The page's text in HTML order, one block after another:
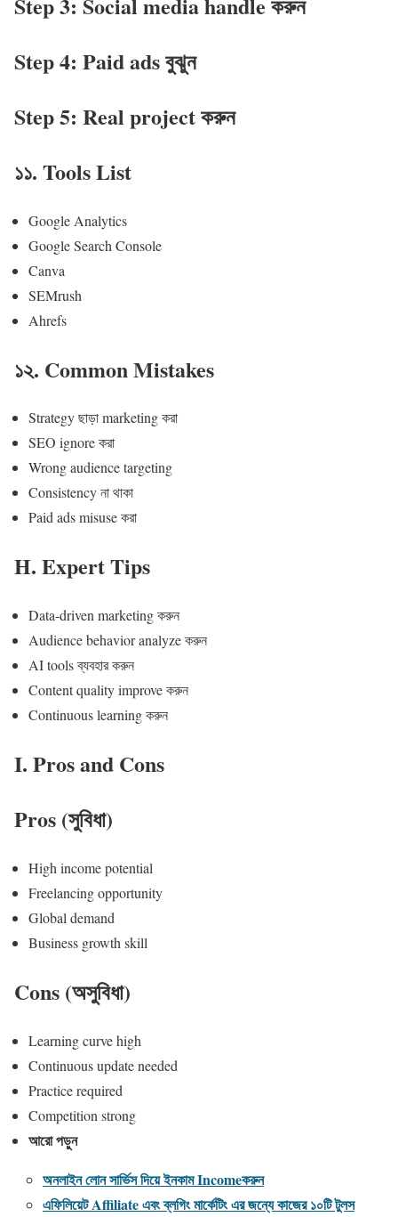
Step 4: Paid ads বুঝুন
Step 5: Real project করুন
১১. Tools List
Google Analytics
Google Search Console
Canva
SEMrush
Ahrefs
১২. Common Mistakes
Strategy ছাড়া marketing করা
SEO ignore করা
Wrong audience targeting
Consistency না থাকা
Paid ads misuse করা
H. Expert Tips
Data-driven marketing করুন
Audience behavior analyze করুন
AI tools ব্যবহার করুন
Content quality improve করুন
Continuous learning করুন
I. Pros and Cons
Pros (সুবিধা)
High income potential
Freelancing opportunity
Global demand
Business growth skill
Cons (অসুবিধা)
Learning curve high
Continuous update needed
Practice required
Competition strong
আরো পড়ুন
অনলাইন লোন সার্ভিস দিয়ে ইনকাম Incomeকরুন
এফিলিয়েট Affiliate এবং ব্লগিং মার্কেটিং এর জন্যে কাজের ১০টি টুলস